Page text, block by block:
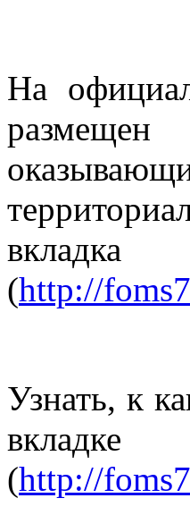
На
вкладка
(http://
Узнать, к
(http://